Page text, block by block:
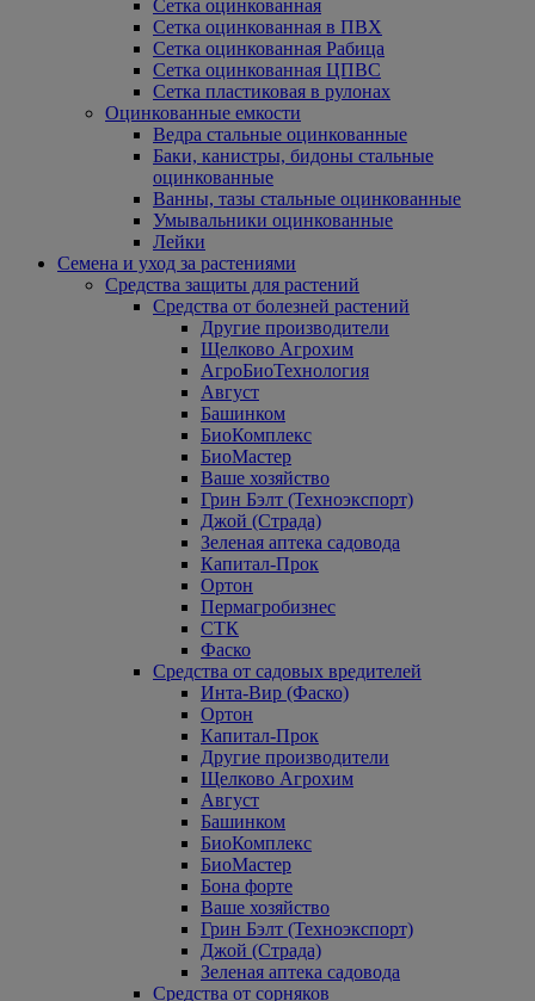
Сетка оцинкованная
Сетка оцинкованная в ПВХ
Сетка оцинкованная Рабица
Сетка оцинкованная ЦПВС
Сетка пластиковая в рулонах
Оцинкованные емкости
Ведра стальные оцинкованные
Баки, канистры, бидоны стальные
оцинкованные
Ванны, тазы стальные оцинкованные
Умывальники оцинкованные
Лейки
Семена и уход за растениями
Средства защиты для растений
Средства от болезней растений
Другие производители
Щелково Агрохим
АгроБиоТехнология
Август
Башинком
БиоКомплекс
БиоМастер
Ваше хозяйство
Грин Бэлт (Техноэкспорт)
Джой (Страда)
Зеленая аптека садовода
Капитал-Прок
Ортон
Пермагробизнес
СТК
Фаско
Средства от садовых вредителей
Инта-Вир (Фаско)
Ортон
Капитал-Прок
Другие производители
Щелково Агрохим
Август
Башинком
БиоКомплекс
БиоМастер
Бона форте
Ваше хозяйство
Грин Бэлт (Техноэкспорт)
Джой (Страда)
Зеленая аптека садовода
Средства от сорняков